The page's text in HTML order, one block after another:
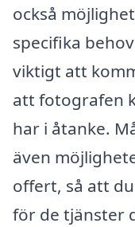
också
specifika
viktigt att
att fotografen
har i åtanke.
även
offert, så att
för de tjänster